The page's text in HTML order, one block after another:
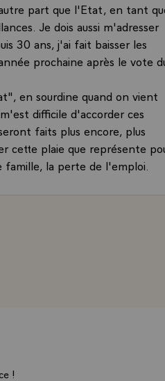
part que l'Etat, en tant
Je dois aussi m'adresser
30 ans, j'ai fait baisser les
prochaine après le vote
en sourdine quand on vient
difficile d'accorder ces
faits plus encore, plus
cette plaie que représente
famille, la perte de l'emploi.
il - si je le pouvais, je le
- faut-il assurer partout,
en -état d'industries qui ne
bâtirons un pays capable de
saine croissance, mais une
François Mitterrand,
!